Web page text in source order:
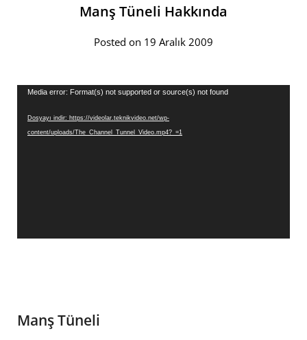
Manş Tüneli Hakkında
Posted on 19 Aralık 2009
Video
Media error: Format(s) not supported or source(s) not found
Dosyayı indir: https://videolar.teknikvideo.net/wp-
content/uploads/The_Channel_Tunnel_Video.mp4?_=1
Manş Tüneli